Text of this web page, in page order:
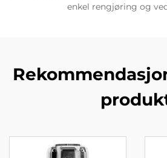
enkel rengjøring og